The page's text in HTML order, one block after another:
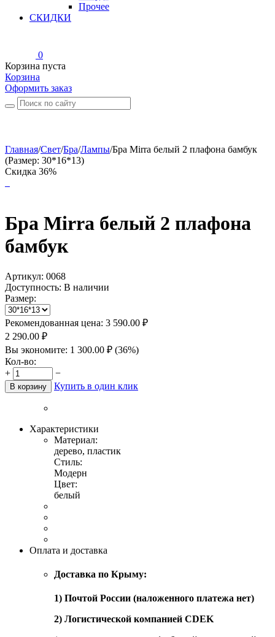
Прочее
СКИДКИ
0
Корзина пуста
Корзина
Оформить заказ
Главная/Свет/Бра/Лампы/Бра Mirra белый 2 плафона бамбук
(Размер: 30*16*13)
Скидка 36%
Бра Mirra белый 2 плафона
бамбук
Артикул: 0068
Доступность: В наличии
Размер:
Рекомендованная цена: 3 590.00 ₽
2 290.00 ₽
Вы экономите: 1 300.00 ₽ (36%)
Кол-во:
+
−
В корзину Купить в один клик
Характеристики
Материал:
дерево, пластик
Стиль:
Модерн
Цвет:
белый
Оплата и доставка
Доставка по Крыму:
1) Почтой России (наложенного платежа нет)
2) Логистической компанией CDEK